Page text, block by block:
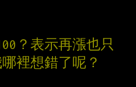
？表示再漲也只
裡想錯了呢？